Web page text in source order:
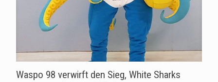
Waspo 98 verwirft den Sieg, White Sharks